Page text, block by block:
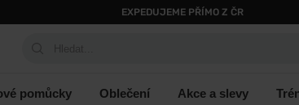
EXPEDUJEME PŘÍMO Z ČR
pomůcky Oblečení Akce a slevy